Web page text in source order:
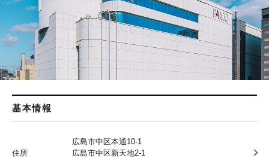
基本情報
住所
広島市中区本通10-1
広島市中区新天地2-1